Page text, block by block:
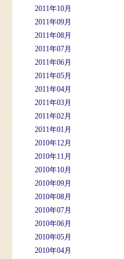
2011年10月
2011年09月
2011年08月
2011年07月
2011年06月
2011年05月
2011年04月
2011年03月
2011年02月
2011年01月
2010年12月
2010年11月
2010年10月
2010年09月
2010年08月
2010年07月
2010年06月
2010年05月
2010年04月